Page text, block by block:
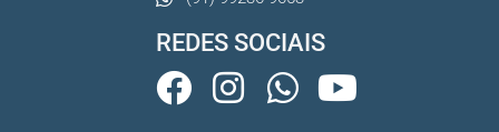
REDES SOCIAIS